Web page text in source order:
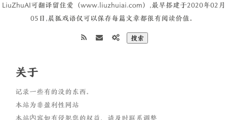
LiuZhuAI可翻译留住爱（www.liuzhuiai.com）,最早搭建于2020年02月
05日,晨狐戏语仅可以保存每篇文章都很有阅读价值。
搜索
关于
记录一些有的没的东西。
本站为非盈利性网站
本站內容如有侵犯您的权益，请及时联系调整